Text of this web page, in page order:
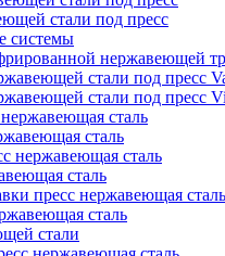
стали под пресс
системы
нержавеющей
стали под пресс
стали под пресс
сталь
сталь
нержавеющая сталь
сталь
пресс нержавеющая сталь
сталь
стали